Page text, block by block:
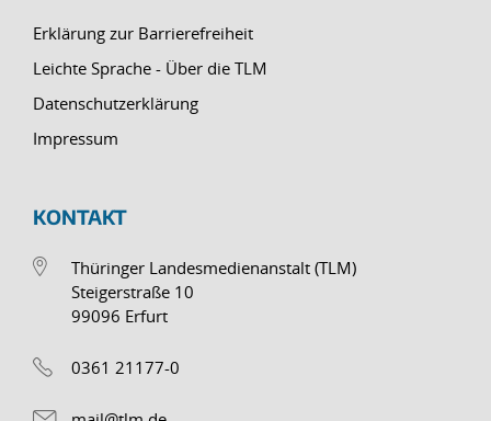
Erklärung zur Barrierefreiheit
Leichte Sprache - Über die TLM
Datenschutzerklärung
Impressum
KONTAKT
Thüringer Landesmedienanstalt (TLM)
Steigerstraße 10
99096 Erfurt
0361 21177-0